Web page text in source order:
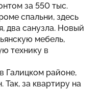
за 550 тыс.
спальни, здесь
два санузла. Новый
мебель,
технику в
Галицком районе,
за квартиру на